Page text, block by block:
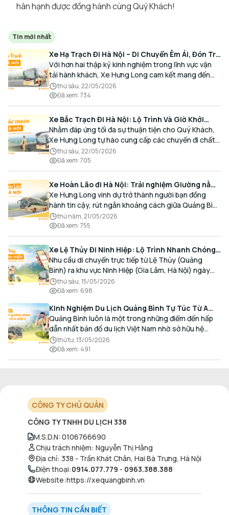
hân hạnh được đồng hành cùng Quý Khách!
Tin mới nhất
Xe Hạ Trạch Đi Hà Nội – Di Chuyển Êm Ái, Đón Trả
Tận Nơi Cùng Xe Hưng Long
Với hơn hai thập kỷ kinh nghiệm trong lĩnh vực vận
tải hành khách, Xe Hưng Long cam kết mang đến
cho Quý Khách một hành trình di chuyển trọn vẹn,
thoải mái và đúng giờ.
thứ sáu, 22/05/2026
Đã xem:734
Xe Bắc Trạch Đi Hà Nội: Lộ Trình Và Giờ Khởi
Hành Cùng Xe Hưng Long
Nhằm đáp ứng tối đa sự thuận tiện cho Quý Khách,
Xe Hưng Long tự hào cung cấp các chuyến đi chất
lượng cao, an toàn với lịch trình linh hoạt mỗi ngày.
thứ sáu, 22/05/2026
Đã xem:705
Xe Hoàn Lão đi Hà Nội: Trải nghiệm Giường nằm
Cao cấp, Đón trả Tận nơi
Xe Hưng Long vinh dự trở thành người bạn đồng
hành tin cậy, rút ngắn khoảng cách giữa Quảng Bình
và Thủ đô bằng chất lượng dịch vụ chuẩn mực.
thứ năm, 21/05/2026
Đã xem:755
Xe Lệ Thủy Đi Ninh Hiệp: Lộ Trình Nhanh Chóng,
Đón Trả Tận Nơi
Nhu cầu di chuyển trực tiếp từ Lệ Thủy (Quảng
Bình) ra khu vực Ninh Hiệp (Gia Lâm, Hà Nội) ngày
càng gia tăng, đặc biệt đối với các hành khách có
nhu cầu giao thương, kinh doanh và mua sắm.
thứ sáu, 15/05/2026
Đã xem: 698
Kinh Nghiệm Du Lịch Quảng Bình Tự Túc Từ A
Đến Z Chi Tiết Nhất
Quảng Bình luôn là một trong những điểm đến hấp
dẫn nhất bản đồ du lịch Việt Nam nhờ sở hữu hệ
thống hang động kỳ vĩ, những bãi biển hoang sơ và
nét ẩm thực đậm đà bản sắc.
thứ tư, 13/05/2026
Đã xem: 491
CÔNG TY CHỦ QUẢN
CÔNG TY TNHH DU LỊCH 338
M.S.D.N: 0106766690
Chịu trách nhiệm: Nguyễn Thị Hằng
Địa chỉ: 338 - Trần Khát Chân, Hai Bà Trưng, Hà Nội
Điện thoại:0914.077.779 - 0963.388.388
Website:https://xequangbinh.vn
THÔNG TIN CẦN BIẾT